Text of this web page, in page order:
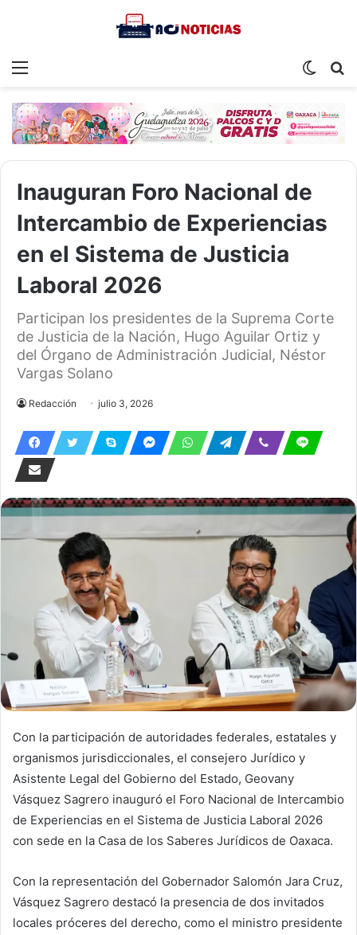
Menu
Switch
Inauguran Foro Nacional de
Intercambio de Experiencias
en el Sistema de Justicia
Laboral 2026
Participan los presidentes de la Suprema Corte
de Justicia de la Nación, Hugo Aguilar Ortiz y
del Órgano de Administración Judicial, Néstor
Vargas Solano
Redacción julio 3, 2026
Con la participación de autoridades federales, estatales y
organismos jurisdiccionales, el consejero Jurídico y
Asistente Legal del Gobierno del Estado, Geovany
Vásquez Sagrero inauguró el Foro Nacional de Intercambio
de Experiencias en el Sistema de Justicia Laboral 2026
con sede en la Casa de los Saberes Jurídicos de Oaxaca.
Con la representación del Gobernador Salomón Jara Cruz,
Vásquez Sagrero destacó la presencia de dos invitados
locales próceres del derecho, como el ministro presidente